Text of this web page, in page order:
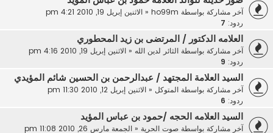
آخر مشاركة بواسطة ho99m
« الاثنين إبريل 19, 2010 4:21 pm
ردود: 7
العلامه الدكتور / المرتضى بن زيد المحطوري
آخر مشاركة بواسطة الثائر لدين الله « الاثنين إبريل 19, 2010 4:16 pm
ردود: 9
السيد العلامة المجتهد / عبدالرحمن بن الحسين شائم المؤيدي
آخر مشاركة بواسطة المتوكل « الاثنين إبريل 12, 2010 11:30 pm
ردود: 6
السيد العلامه الحجه /حمود بن عباس المؤيد
آخر مشاركة بواسطة صوت الحرية « الجمعة مارس 26, 2010 11:08 pm